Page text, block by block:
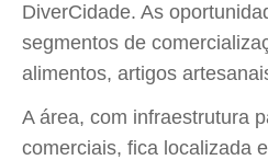
DiverCidade. As
segmentos de
alimentos, artigos
A área, com infraestrutura
comerciais, fica localizada